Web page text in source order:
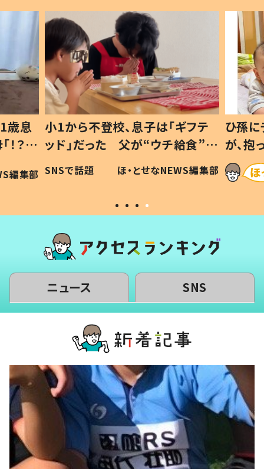
歳息
？」
編集部
小1から不登校、息子は「ギフテ
ッド」だった 父が“ウチ給食”を
作り続ける理由とは #令和の親
#令和の子
SNSで話題 ほ・とせなNEWS編集部
ひ孫
が、
「涙が
い」
ニュース SNS